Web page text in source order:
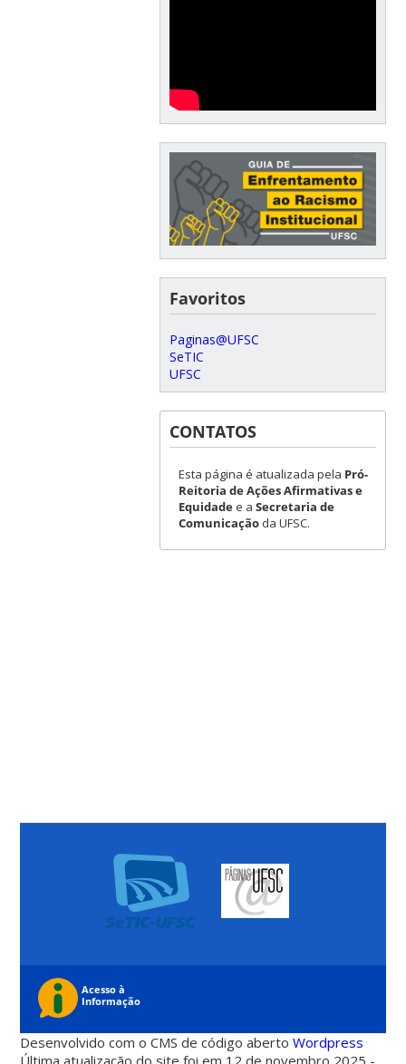
Favoritos
Paginas@UFSC
SeTIC
UFSC
CONTATOS
Esta página é atualizada pela Pró-
Reitoria de Ações Afirmativas e
Equidadee a Secretaria de
Comunicaçãoda UFSC.
Desenvolvido com o CMS de código abertoWordpress
Última atualização do site foi em 12 de novembro 2025 -